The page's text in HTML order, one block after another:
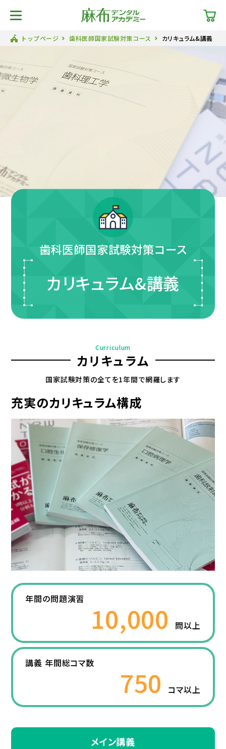
トップページ 歯科医師国家試験対策コース カリキュラム&講義
歯科医師国家試験対策コース
カリキュラム&講義
Curriculum
カリキュラム
国家試験対策の全てを1年間で網羅します
充実のカリキュラム構成
年間の問題演習
10,000 問以上
講義 年間総コマ数
750 コマ以上
メイン講義